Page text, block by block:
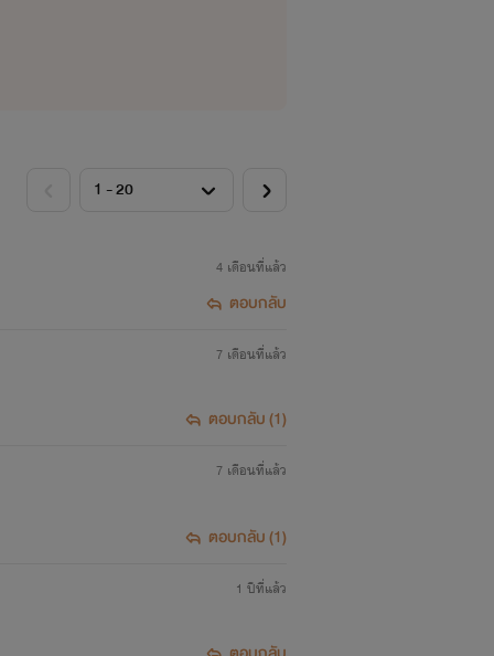
4 เดือนที่แล้ว
ตอบกลับ
7 เดือนที่แล้ว
ตอบกลับ (1)
7 เดือนที่แล้ว
ตอบกลับ (1)
1 ปีที่แล้ว